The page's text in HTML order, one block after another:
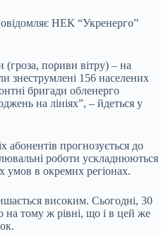
НЕК “Укренерго”
(гроза, пориви вітру) – на
знеструмлені 156 населених
бригади обленерго
на лініях”, – йдеться у
абонентів прогнозується до
роботи ускладнюються
умов в окремих регіонах.
високим. Сьогодні, 30
на тому ж рівні, що і в цей же